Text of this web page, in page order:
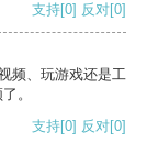
支持[0] 反对[0]
频、玩游戏还是工
。
支持[0] 反对[0]